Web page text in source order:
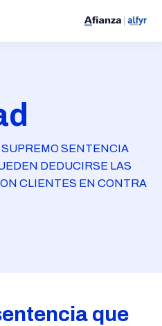
SENTENCIA
DEDUCIRSE LAS
CLIENTES EN CONTRA
que